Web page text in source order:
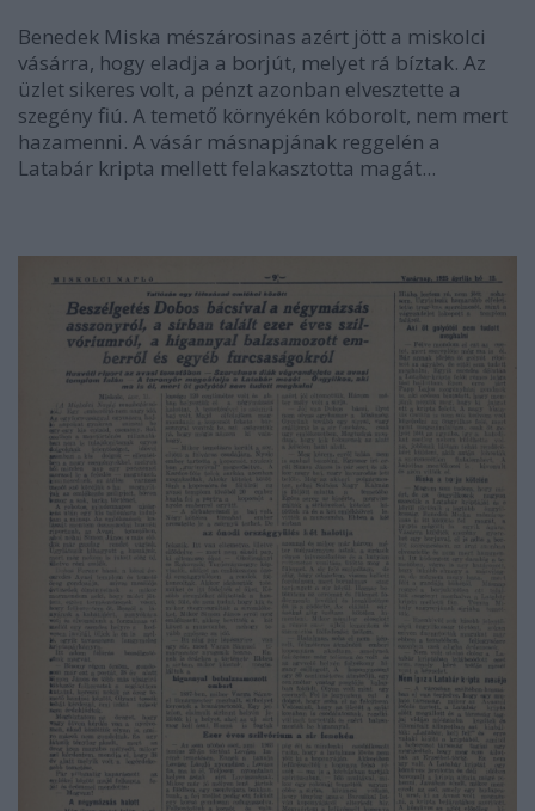
Benedek Miska mészárosinas azért jött a miskolci
vásárra, hogy eladja a borjút, melyet rá bíztak. Az
üzlet sikeres volt, a pénzt azonban elvesztette a
szegény fiú. A temető környékén kóborolt, nem mert
hazamenni. A vásár másnapjának reggelén a
Latabár kripta mellett felakasztotta magát...